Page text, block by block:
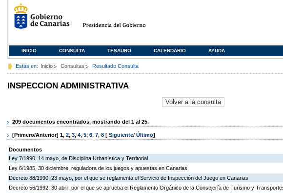
INICIO CONSULTA TESAURO CALENDARIO AYUDA
Estás en: Inicio Consultas Resultado Consulta
INSPECCION ADMINISTRATIVA
209 documentos encontrados, mostrando del 1 al 25.
[Primero/Anterior] 1, 2, 3, 4, 5, 6, 7, 8 [ Siguiente/ Último]
Documentos
Ley 7/1990, 14 mayo, de Disciplina Urbanística y Territorial
Ley 6/1985, 30 diciembre, reguladora de los juegos y apuestas en Canarias
Decreto 88/1990, 23 mayo, por el que se reglamenta el Servicio de Inspección del Juego en Canarias
Decreto 56/1992, 30 abril, por el que se aprueba el Reglamento Orgánico de la Consejería de Turismo y